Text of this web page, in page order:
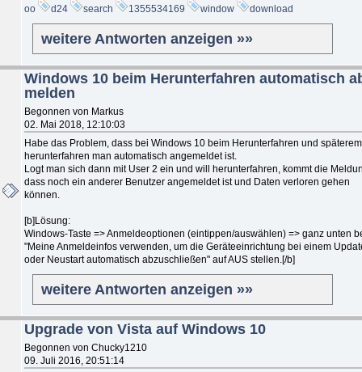
oo
d24 search 1355534169 window download
weitere Antworten anzeigen »»
Windows 10 beim Herunterfahren automatisch
melden
Begonnen von Markus
02. Mai 2018, 12:10:03
Habe das Problem, dass bei Windows 10 beim Herunterfahren und späterem
herunterfahren man automatisch angemeldet ist.
Logt man sich dann mit User 2 ein und will herunterfahren, kommt die
dass noch ein anderer Benutzer angemeldet ist und Daten verloren gehen
können.
[b]Lösung:
Windows-Taste => Anmeldeoptionen (eintippen/auswählen) => ganz unten
"Meine Anmeldeinfos verwenden, um die Geräteeinrichtung bei einem
oder Neustart automatisch abzuschließen" auf AUS stellen.[/b]
weitere Antworten anzeigen »»
Upgrade von Vista auf Windows 10
Begonnen von Chucky1210
09. Juli 2016, 20:51:14